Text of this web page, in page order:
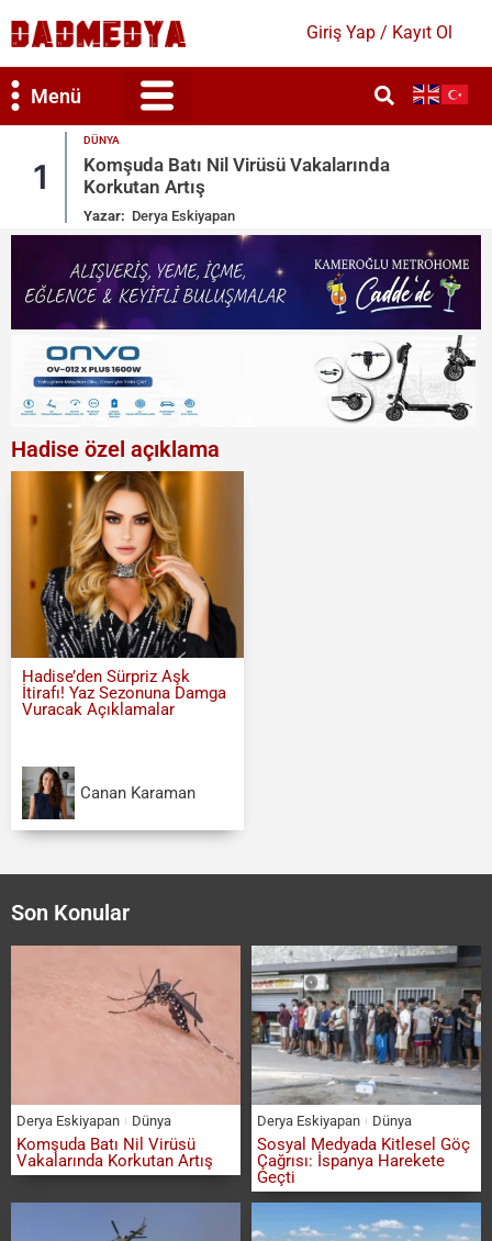
Giriş Yap / Kayıt Ol
Menü
2
Sosyal Medyada Kitlesel Göç Çağrısı:
İspanya Harekete Geçti
Yazar: Derya Eskiyapan
Hadise özel açıklama
Hadise’den Sürpriz Aşk
İtirafı! Yaz Sezonuna Damga
Vuracak Açıklamalar
Canan Karaman
Son Konular
Derya Eskiyapan Dünya
Komşuda Batı Nil Virüsü
Vakalarında Korkutan Artış
Derya Eskiyapan Dünya
Sosyal Medyada Kitlesel Göç
Çağrısı: İspanya Harekete
Geçti